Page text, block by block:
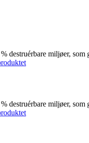
destruérbare miljøer,
destruérbare miljøer,